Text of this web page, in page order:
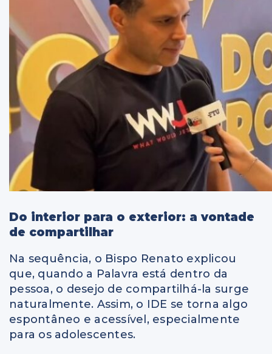
Do interior para o exterior: a vontade
de compartilhar
Na sequência, o Bispo Renato explicou
que, quando a Palavra está dentro da
pessoa, o desejo de compartilhá-la surge
naturalmente. Assim, o IDE se torna algo
espontâneo e acessível, especialmente
para os adolescentes.